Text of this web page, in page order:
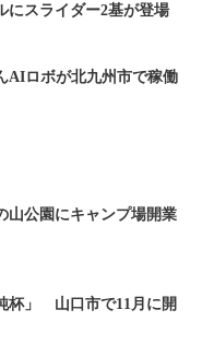
にスライダー2基が登場
ロボが北九州市で稼働
山公園にキャンプ場開業
杯」 山口市で11月に開